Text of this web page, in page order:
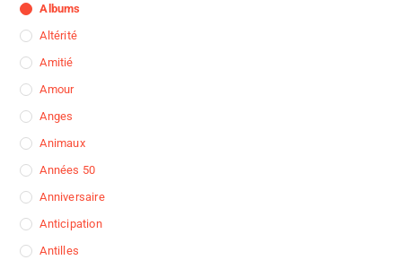
Albums
Altérité
Amitié
Amour
Anges
Animaux
Années 50
Anniversaire
Anticipation
Antilles